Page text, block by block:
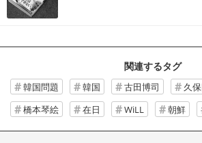
関連するタグ
韓国問題 韓国 古田博司
久
橋本琴絵
在日 WiLL 朝鮮